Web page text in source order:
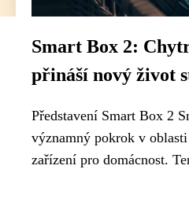
Smart Box 2:
přináší nový život
Představení Smart Box 2
významný pokrok v
zařízení pro domácnost.